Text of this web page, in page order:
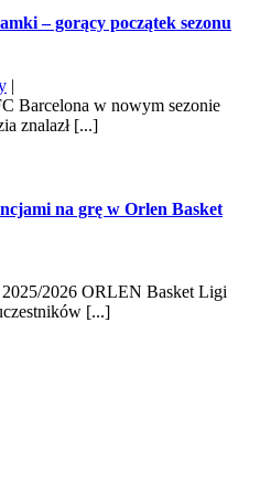
– gorący początek sezonu
|
Barcelona w nowym sezonie
znalazł [...]
na grę w Orlen Basket
2026 ORLEN Basket Ligi
[...]